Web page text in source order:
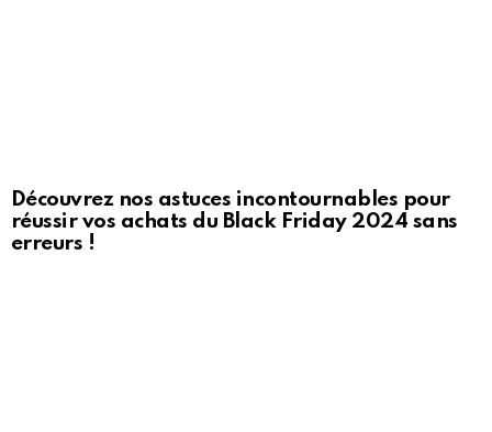
Découvrez nos astuces incontournables pour
réussir vos achats du Black Friday 2024 sans
erreurs !